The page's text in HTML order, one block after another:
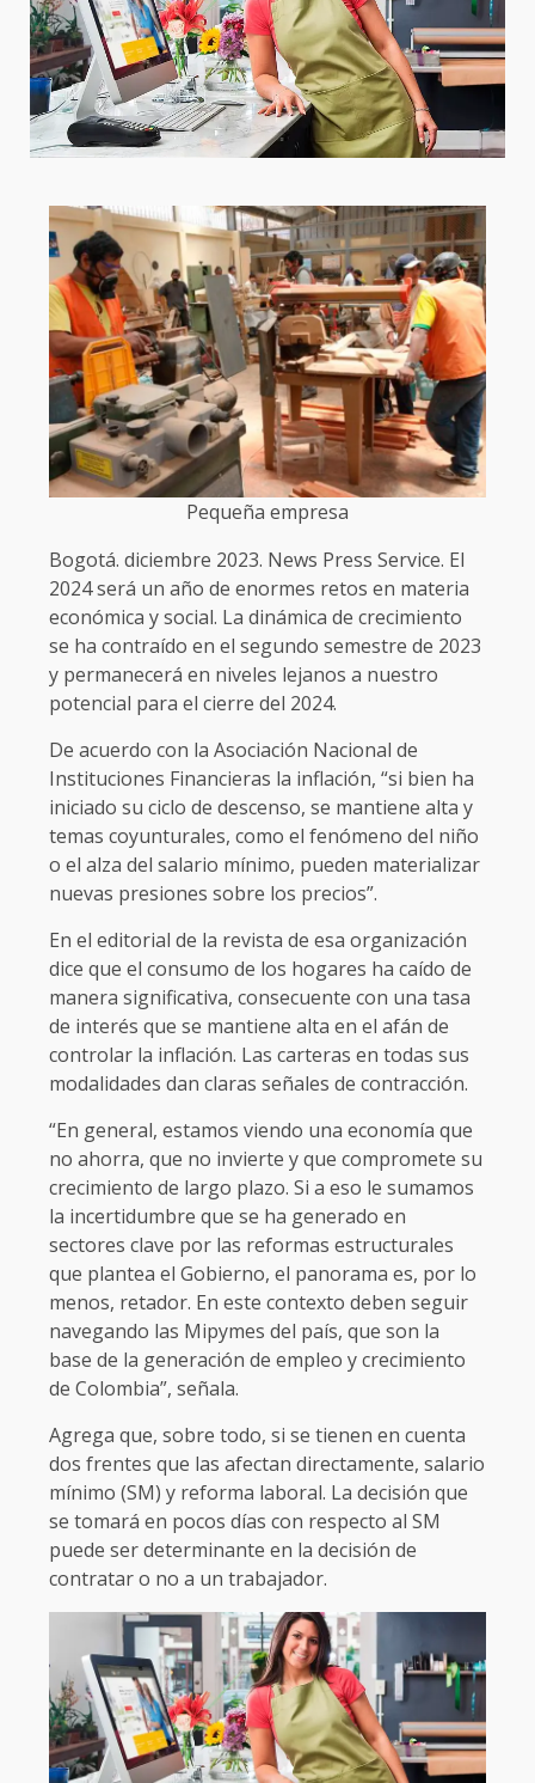
Pequeña empresa
Bogotá. diciembre 2023. News Press Service. El
2024 será un año de enormes retos en materia
económica y social. La dinámica de crecimiento
se ha contraído en el segundo semestre de 2023
y permanecerá en niveles lejanos a nuestro
potencial para el cierre del 2024.
De acuerdo con la Asociación Nacional de
Instituciones Financieras la inflación, “si bien ha
iniciado su ciclo de descenso, se mantiene alta y
temas coyunturales, como el fenómeno del niño
o el alza del salario mínimo, pueden materializar
nuevas presiones sobre los precios”.
En el editorial de la revista de esa organización
dice que el consumo de los hogares ha caído de
manera significativa, consecuente con una tasa
de interés que se mantiene alta en el afán de
controlar la inflación. Las carteras en todas sus
modalidades dan claras señales de contracción.
“En general, estamos viendo una economía que
no ahorra, que no invierte y que compromete su
crecimiento de largo plazo. Si a eso le sumamos
la incertidumbre que se ha generado en
sectores clave por las reformas estructurales
que plantea el Gobierno, el panorama es, por lo
menos, retador. En este contexto deben seguir
navegando las Mipymes del país, que son la
base de la generación de empleo y crecimiento
de Colombia”, señala.
Agrega que, sobre todo, si se tienen en cuenta
dos frentes que las afectan directamente, salario
mínimo (SM) y reforma laboral. La decisión que
se tomará en pocos días con respecto al SM
puede ser determinante en la decisión de
contratar o no a un trabajador.